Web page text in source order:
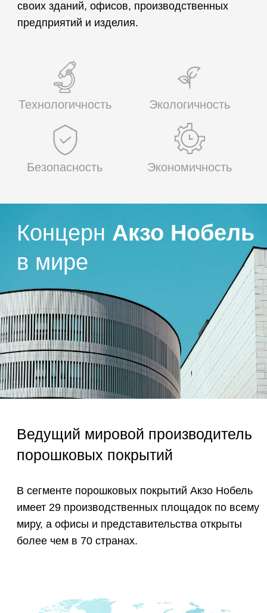
В сегменте порошковых покрытий Акзо Нобель
имеет 29 производственных площадок по всему
миру, а офисы и представительства открыты
более чем в 70 странах.
Ведущий мировой производитель
Производственных площадок по
всему миру, где мы разрабатываем и
оптимизируем продукты с целью
обеспечить их полное соответствие
потребностям клиентов.
Цифры и факты о концерне
Акзо Нобель
29
70
стран присутствия.
специализированных лабораторных